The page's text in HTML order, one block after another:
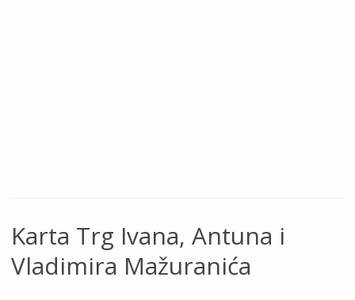
Karta Trg Ivana, Antuna i
Vladimira Mažuranića